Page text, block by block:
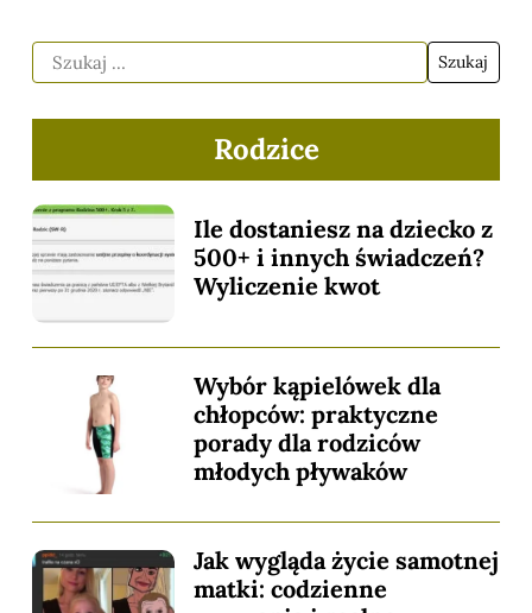
Rodzice
Ile dostaniesz na dziecko z
500+ i innych świadczeń?
Wyliczenie kwot
Wybór kąpielówek dla
chłopców: praktyczne
porady dla rodziców
młodych pływaków
Jak wygląda życie samotnej
matki: codzienne